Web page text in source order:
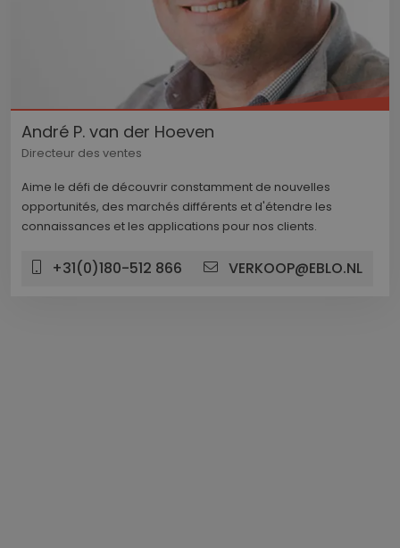
André P. van der Hoeven
Directeur des ventes
Aime le défi de découvrir constamment de nouvelles
opportunités, des marchés différents et d'étendre les
connaissances et les applications pour nos clients.
+31(0)180-512 866 VERKOOP@EBLO.NL